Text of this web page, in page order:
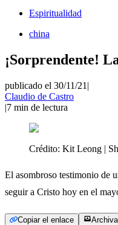
Espiritualidad
china
¡Sorprendente!
publicado el 30/11/21 |
Claudio de Castro
|7 min de lectura
Crédito: Kit Leong |
El asombroso testimonio de
seguir a Cristo hoy en el
Copiar el enlace